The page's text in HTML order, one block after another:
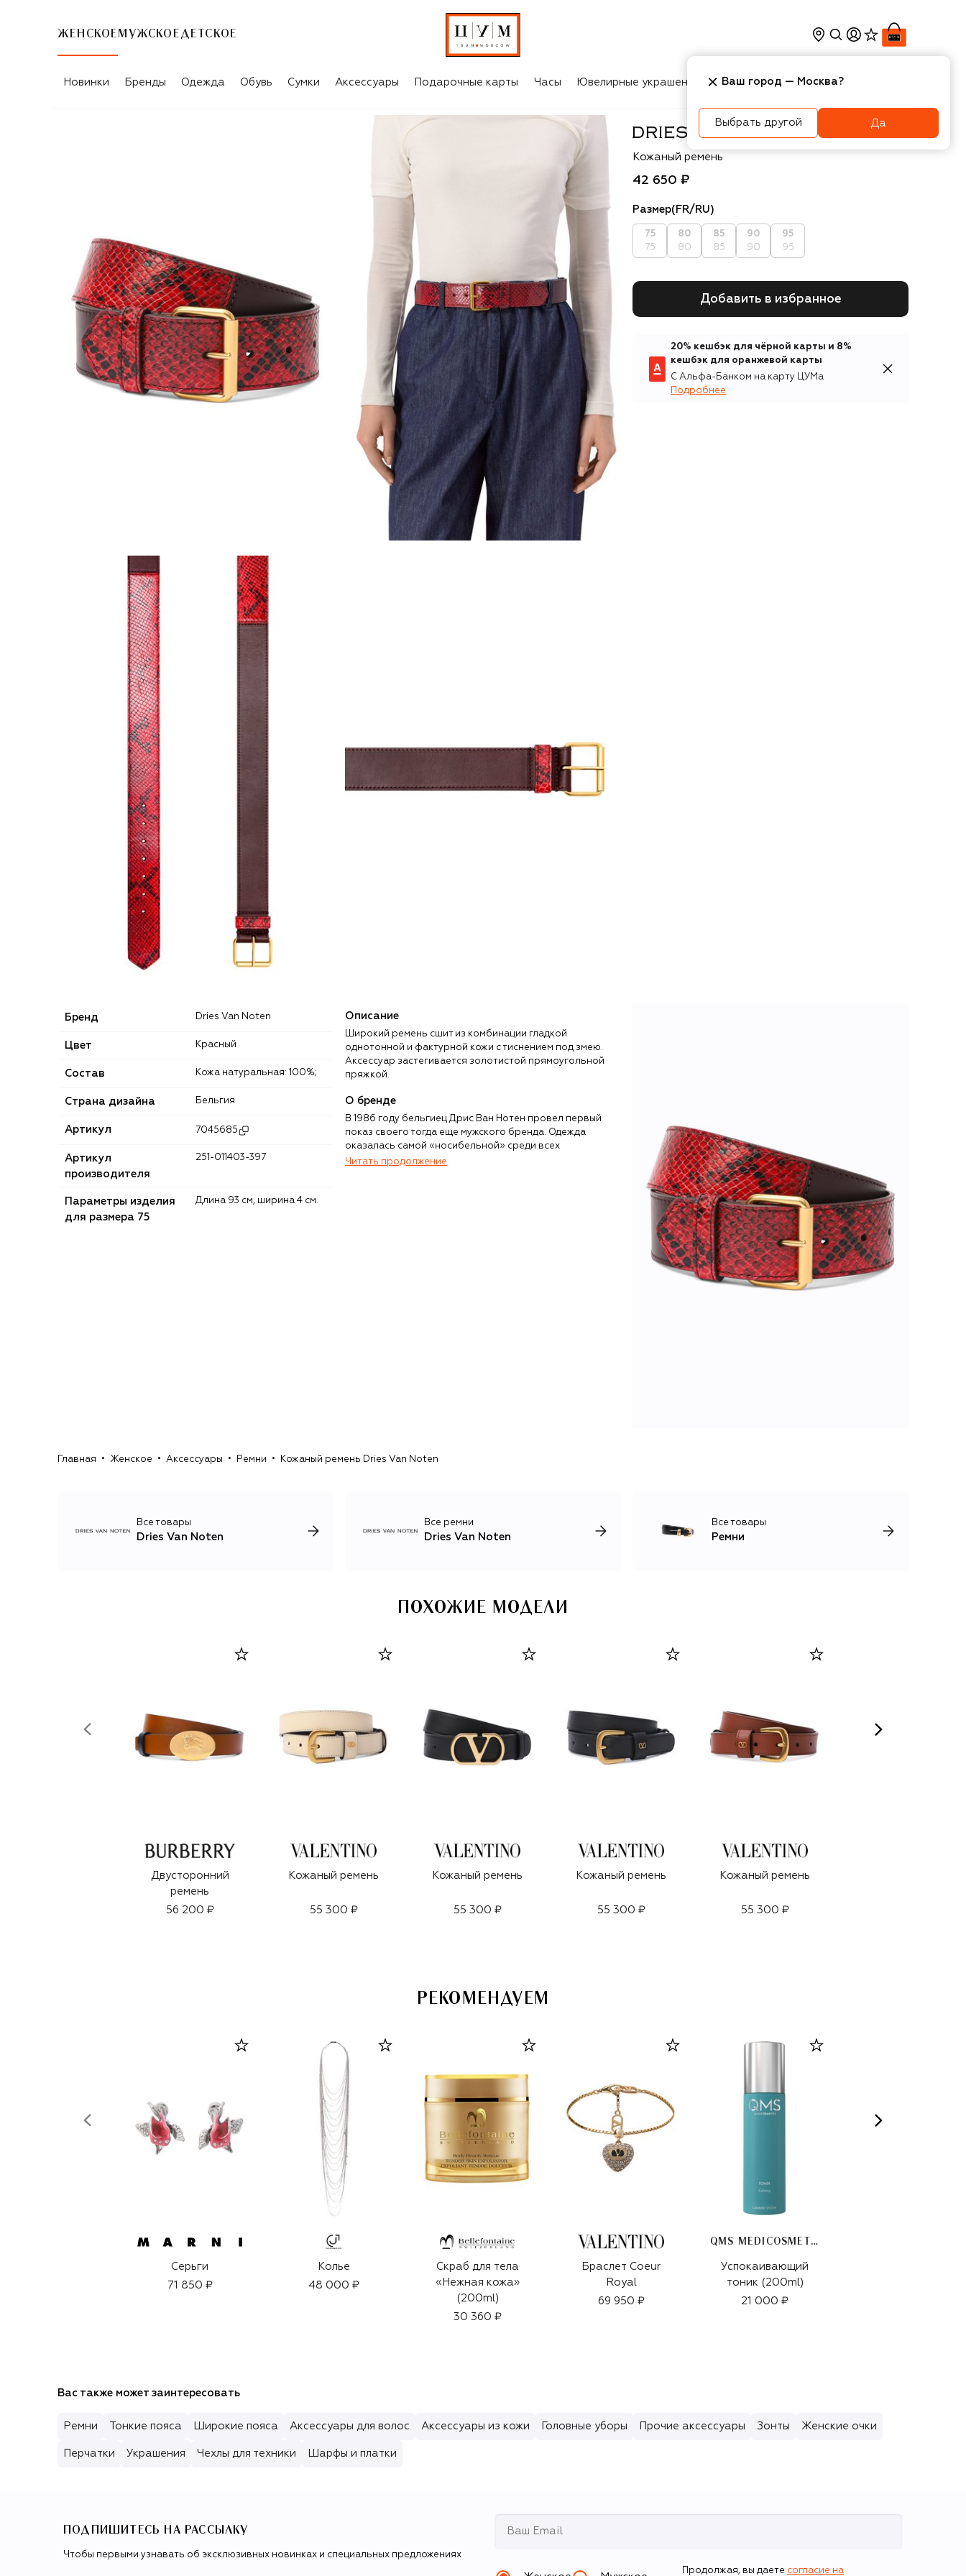
ЖЕНСКОЕ МУЖСКОЕ ДЕТСКОЕ
Новинки Бренды Одежда Обувь Сумки Аксессуары Подарочные карты Часы Ювелирные украшения Косметика Интерьер
Dries Van Noten
Кожаный ремень
42 650 ₽
Размер(FR/RU)
75
75
80
80
85
85
90
90
95
95
Добавить в избранное
20% кешбэк для чёрной карты и 8%
кешбэк для оранжевой карты
С Альфа-Банком на карту ЦУМа
Подробнее
Бренд Dries Van Noten
Цвет Красный
Состав Кожа натуральная: 100%;
Страна дизайна Бельгия
Артикул 7045685
Артикул
производителя
251-011403-397
Параметры изделия
для размера 75
Длина 93 cм, ширина 4 см.
Описание
Широкий ремень сшит из комбинации гладкой
однотонной и фактурной кожи с тиснением под змею.
Аксессуар застегивается золотистой прямоугольной
пряжкой.
О бренде
В 1986 году бельгиец Дрис Ван Нотен провел первый
показ своего тогда еще мужского бренда. Одежда
оказалась самой «носибельной» среди всех
произведений авангардной «Антверпенской шестерки»,
Читать продолжение
Главная Женское Аксессуары Ремни Кожаный ремень Dries Van Noten
Все товары
Dries Van Noten
Все ремни
Dries Van Noten
Все товары
Ремни
ПОХОЖИЕ МОДЕЛИ
Двусторонний
ремень
56 200 ₽
Кожаный ремень
55 300 ₽
Кожаный ремень
55 300 ₽
Кожаный ремень
55 300 ₽
Кожаный ремень
55 300 ₽
РЕКОМЕНДУЕМ
Серьги
71 850 ₽
Колье
48 000 ₽
Скраб для тела
«Нежная кожа»
(200ml)
30 360 ₽
Браслет Coeur
Royal
69 950 ₽
QMS MEDICOSMETICS
Успокаивающий
тоник (200ml)
21 000 ₽
Вас также может заинтересовать
Ремни Тонкие пояса Широкие пояса Аксессуары для волос Аксессуары из кожи Головные уборы Прочие аксессуары Зонты Женские очки
Перчатки Украшения Чехлы для техники Шарфы и платки
ПОДПИШИТЕСЬ НА РАССЫЛКУ
Чтобы первыми узнавать об эксклюзивных новинках и специальных предложениях
Продолжая, вы даете согласие на
Ваш город — Москва?
Выбрать другой Да